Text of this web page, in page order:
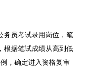
务员考试录用岗位，笔
根据笔试成绩从高到低
，确定进入资格复审